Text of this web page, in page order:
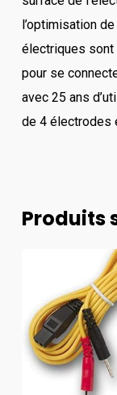
l’optimisation
électriques sont
pour se
avec 25 ans
de 4 électrodes
Produits